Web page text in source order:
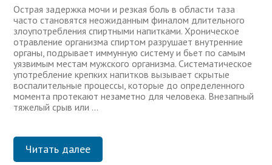
Острая задержка мочи и резкая боль в области таза
часто становятся неожиданным финалом длительного
злоупотребления спиртными напитками. Хроническое
отравление организма спиртом разрушает внутренние
органы, подрывает иммунную систему и бьет по самым
уязвимым местам мужского организма. Систематическое
употребление крепких напитков вызывает скрытые
воспалительные процессы, которые до определенного
момента протекают незаметно для человека. Внезапный
тяжелый срыв или …
Читать далее